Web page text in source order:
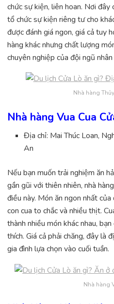
chức sự kiện, liên hoan. Nơi đây
tổ chức sự kiện riêng tư cho
được đánh giá ngon, giá cả tuy
hàng khác nhưng chất lượng
chuyên nghiệp của đội ngũ
Nhà hàng
Nhà hàng Vua Cua
Địa chỉ: Mai Thúc Loan,
An
Nếu bạn muốn trải nghiệm ăn
gần gũi với thiên nhiên, nhà
điều này. Món ăn ngon nhất
con cua to chắc và nhiều thịt.
thành nhiều món khác nhau,
thích. Giá cả phải chăng, đây là
gia đình lựa chọn vào cuối tuần.
Nhà hàng